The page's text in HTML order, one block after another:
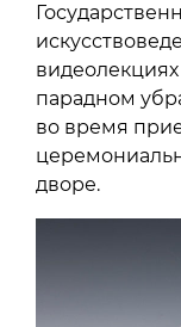
парадном
во время
дворе.